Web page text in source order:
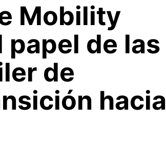
Mobility
de las
de
hacia